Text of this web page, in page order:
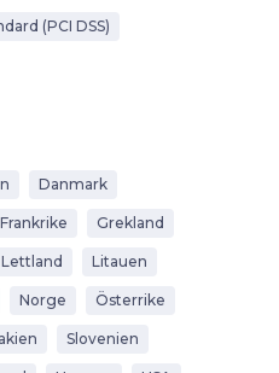
(PCI DSS)
Danmark
Frankrike Grekland
Lettland Litauen
Norge Österrike
Slovenien